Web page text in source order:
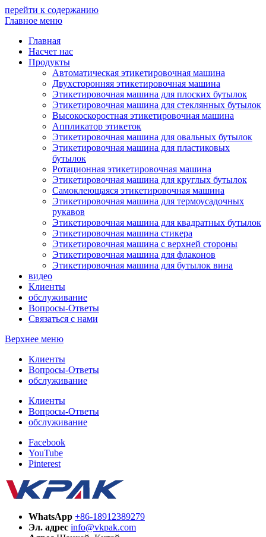
перейти к содержанию
Главное меню
Главная
Насчет нас
Продукты
Автоматическая этикетировочная машина
Двухсторонняя этикетировочная машина
Этикетировочная машина для плоских бутылок
Этикетировочная машина для стеклянных бутылок
Высокоскоростная этикетировочная машина
Аппликатор этикеток
Этикетировочная машина для овальных бутылок
Этикетировочная машина для пластиковых
бутылок
Ротационная этикетировочная машина
Этикетировочная машина для круглых бутылок
Самоклеющаяся этикетировочная машина
Этикетировочная машина для термоусадочных
рукавов
Этикетировочная машина для квадратных бутылок
Этикетировочная машина стикера
Этикетировочная машина с верхней стороны
Этикетировочная машина для флаконов
Этикетировочная машина для бутылок вина
видео
Клиенты
обслуживание
Вопросы-Ответы
Связаться с нами
Верхнее меню
Клиенты
Вопросы-Ответы
обслуживание
Клиенты
Вопросы-Ответы
обслуживание
Facebook
YouTube
Pinterest
WhatsApp +86-18912389279
Эл. адрес info@vkpak.com